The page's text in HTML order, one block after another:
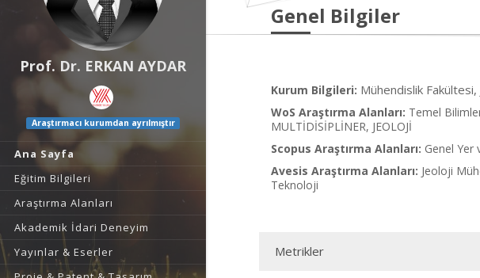
Prof. Dr. ERKAN AYDAR
Araştırmacı kurumdan ayrılmıştır
Ana Sayfa
Eğitim Bilgileri
Araştırma Alanları
Akademik İdari Deneyim
Yayınlar & Eserler
Genel Bilgiler
Kurum Bilgileri: Mühendislik
WoS Araştırma Alanları: Temel
MULTİDİSİPLİNER, JEOLOJİ
Scopus Araştırma Alanları: Genel Yer
Avesis Araştırma Alanları: Jeoloji
Teknoloji
Metrikler